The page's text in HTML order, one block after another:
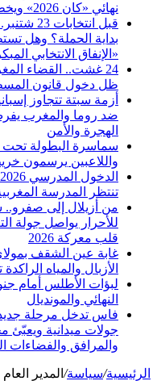
نهائي «كان 2026» ويخطف بطاقة مونديال البرازيل
قبل
بداية الحملة؟ وهل
«الإنفاق الانتخابي
24 غشت.. القضاء
ظل دخول قانون
أزمة سبتة تتجاوز
ضد روما والمغرب
الهجرة والأمن
سماسرة البطولة تحت
واللاعبين يرسمون
تنتظر المدرسة
من أزيلال إلى
للأحرار يواصل جولة
قلب معركة 2026
الأزبال والمياه
لبؤات الأطلس أمام
النهائي والمونديال
فاس تدخل مرحلة
جولات ميدانية ويعبّئ
والمرافق والفضاءات
الرئيسية/سياسة/ المدير